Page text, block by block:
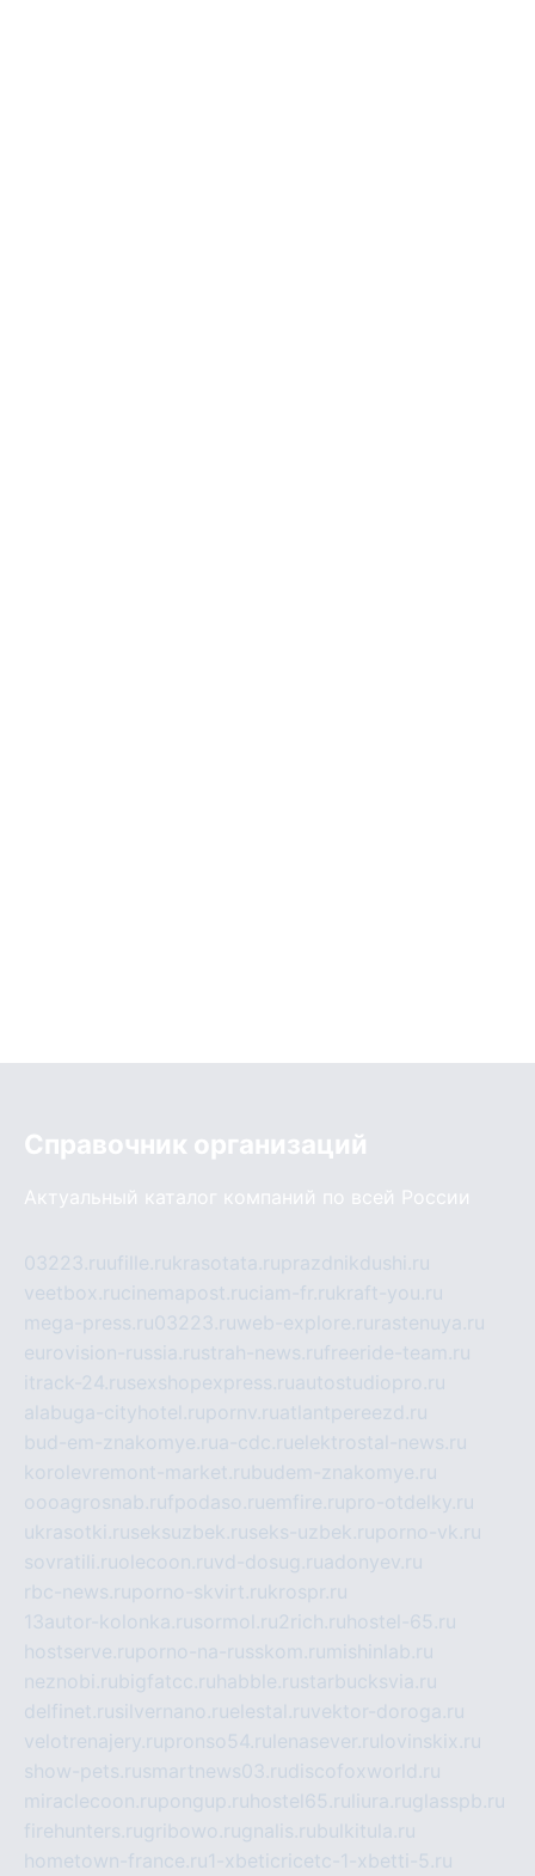
Справочник организаций
Актуальный каталог компаний по всей России
03223.ruufille.rukrasotata.ruprazdnikdushi.ru
veetbox.rucinemapost.ruciam-fr.rukraft-you.ru
mega-press.ru03223.ruweb-explore.ru rastenuya.ru
eurovision-russia.rustrah-news.rufreeride-team.ru
itrack-24.rusexshopexpress.ruautostudiopro.ru
alabuga-cityhotel.rupornv.ruatlantpereezd.ru
bud-em-znakomye.rua-cdc.ruelektrostal-news.ru
korolevremont-market.rubudem-znakomye.ru
oooagrosnab.rufpodaso.ruemfire.rupro-otdelky.ru
ukrasotki.ruseksuzbek.ruseks-uzbek.ruporno-vk.ru
sovratili.ruolecoon.ruvd-dosug.ruadonyev.ru
rbc-news.ruporno-skvirt.rukrospr.ru
13autor-kolonka.rusormol.ru2rich.ru hostel-65.ru
hostserve.ruporno-na-russkom.ru mishinlab.ru
neznobi.rubigfatcc.ru habble.rustarbucksvia.ru
delfinet.rusilvernano.ruelestal.ruvektor-doroga.ru
velotrenajery.rupronso54.ru lenasever.ru lovinskix.ru
show-pets.rusmartnews03.rudiscofoxworld.ru
miraclecoon.rupongup.ru hostel65.ru liura.ruglasspb.ru
firehunters.rugribowo.rugnalis.rubulkitula.ru
hometown-france.ru1-xbeticricetc-1-xbetti-5.ru